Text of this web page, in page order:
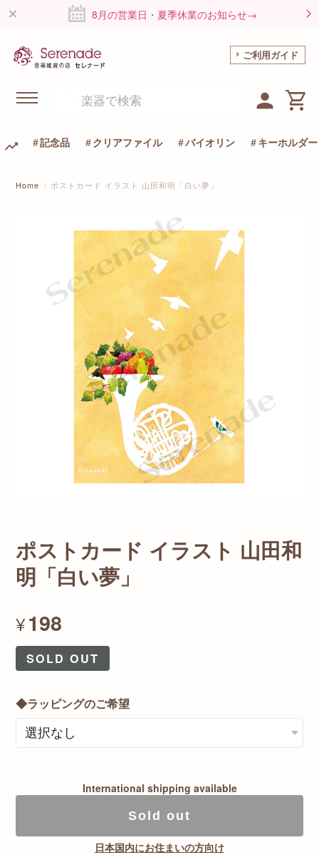
8月の営業日・夏季休業のお知らせ→
ご利用ガイド
記念品 クリアファイル バイオリン キーホルダー
Home ポストカード イラスト 山田和明「白い夢」
ポストカード イラスト 山田和
明「白い夢」
¥198
SOLD OUT
◆ラッピングのご希望
International shipping available
Sold out
日本国内にお住まいの方向け